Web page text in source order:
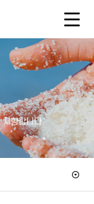
지향합니다.